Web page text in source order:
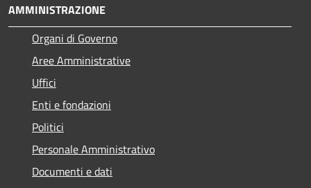
AMMINISTRAZIONE
Organi di Governo
Aree Amministrative
Uffici
Enti e fondazioni
Politici
Personale Amministrativo
Documenti e dati